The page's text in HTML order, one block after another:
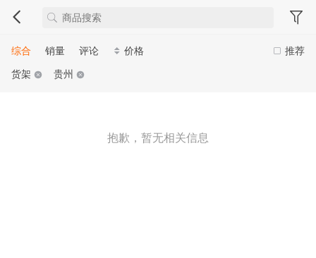
推荐
综合 销量 评论
价格
货架
贵州
抱歉，暂无相关信息